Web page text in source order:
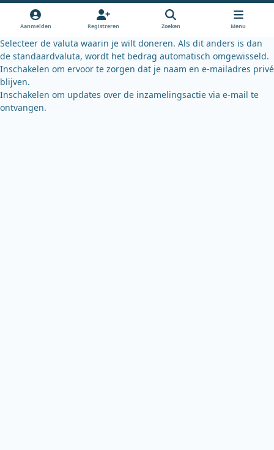
o
k
b
k
y
Aanmelden Registreren Zoeken Menu
Selecteer de valuta waarin je wilt doneren. Als dit anders is dan
de standaardvaluta, wordt het bedrag automatisch omgewisseld.
Inschakelen om ervoor te zorgen dat je naam en e-mailadres privé
blijven.
Inschakelen om updates over de inzamelingsactie via e-mail te
ontvangen.